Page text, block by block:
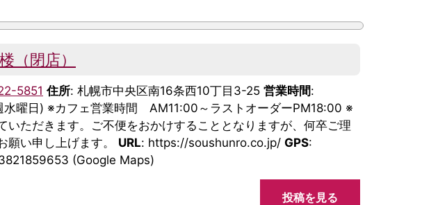
（閉店）
5851 住所: 札幌市中央区南16条西10丁目3-25 営業時間:
曜日) ※カフェ営業時間 AM11:00～ラストオーダーPM18:00 ※
いただきます。ご不便をおかけすることとなりますが、何卒ご理
願い申し上げます。 URL: https://soushunro.co.jp/ GPS:
(Google Maps)
投稿を見る